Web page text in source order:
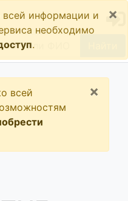
всей информации и
необходимо
.
×
всей
×